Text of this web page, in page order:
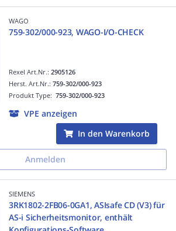
WAGO
759-302/000-923, WAGO-I/O-CHECK
Rexel Art.Nr.: 2905126
Produkt Type: 759-302/000-923
Herst. Art.Nr.: 759-302/000-923
VPE anzeigen
In den Warenkorb
Anmelden
SIEMENS
3RK1802-2FB06-0GA1, ASIsafe CD (V3) für
AS-i Sicherheitsmonitor, enthält